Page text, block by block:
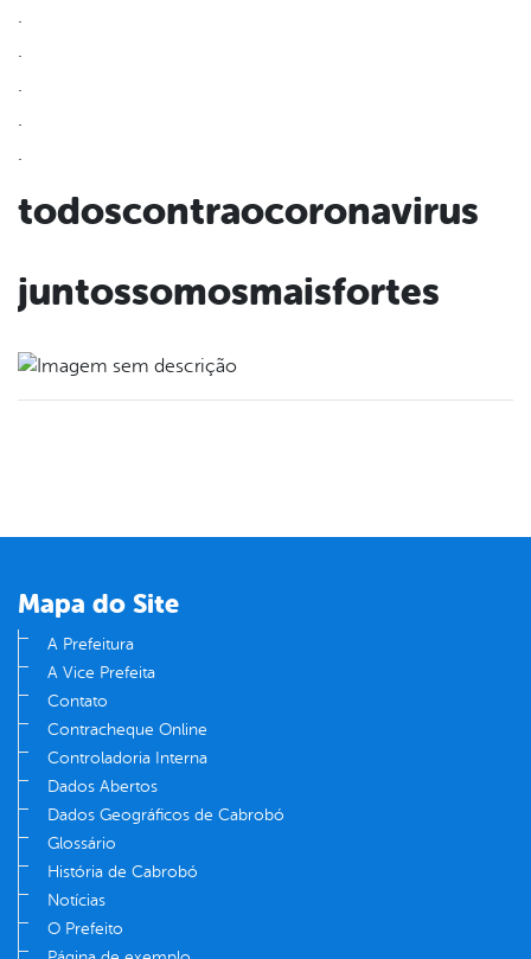
todoscontraocoronavirus
juntossomosmaisfortes
Mapa do Site
A Prefeitura
A Vice Prefeita
Contato
Contracheque Online
Controladoria Interna
Dados Abertos
Dados Geográficos de Cabrobó
Glossário
História de Cabrobó
Notícias
O Prefeito